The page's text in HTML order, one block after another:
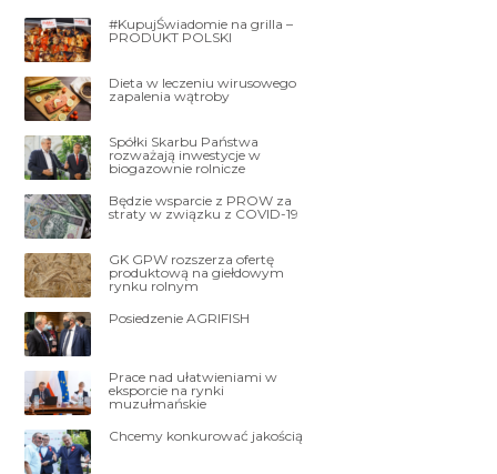
#KupujŚwiadomie na grilla –
PRODUKT POLSKI
Dieta w leczeniu wirusowego
zapalenia wątroby
Spółki Skarbu Państwa
rozważają inwestycje w
biogazownie rolnicze
Będzie wsparcie z PROW za
straty w związku z COVID-19
GK GPW rozszerza ofertę
produktową na giełdowym
rynku rolnym
Posiedzenie AGRIFISH
Prace nad ułatwieniami w
eksporcie na rynki
muzułmańskie
Chcemy konkurować jakością